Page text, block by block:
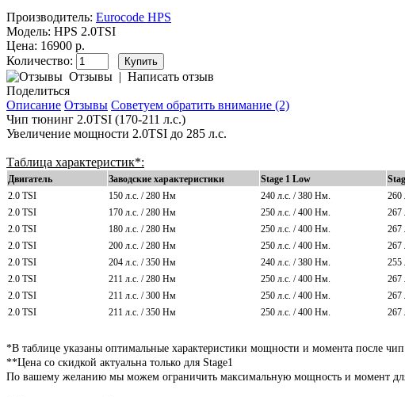
Производитель: Eurocode HPS
Модель: HPS 2.0TSI
Цена: 16900 р.
Количество:
Отзывы | Написать отзыв
Поделиться
Описание Отзывы Советуем обратить внимание (2)
Чип тюнинг 2.0TSI (170-211 л.с.)
Увеличение мощности 2.0TSI до 285 л.с.
Таблица характеристик*:
Двигатель Заводские характеристики Stage 1 Low
2.0 TSI
150 л.с. / 280 Нм 240 л.с. / 380 Нм. 260
2.0 TSI
170 л.с. / 280 Нм 250 л.с. / 400 Нм. 267
2.0 TSI
180 л.с. / 280 Нм 250 л.с. / 400 Нм. 267
2.0 TSI
200 л.с. / 280 Нм 250 л.с. / 400 Нм. 267
2.0 TSI
204 л.с. / 350 Нм 240 л.с. / 380 Нм. 255
2.0 TSI
211 л.с. / 280 Нм 250 л.с. / 400 Нм. 267
2.0 TSI
211 л.с. / 300 Нм 250 л.с. / 400 Нм. 267
2.0 TSI
211 л.с. / 350 Нм 250 л.с. / 400 Нм. 267
*В таблице указаны оптимальные характеристики мощности и момента после
**Цена со скидкой актуальна только для Stage1
По вашему желанию мы можем ограничить максимальную мощность и момент